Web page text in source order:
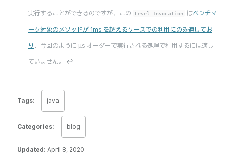
実行することができるのですが、この Level.Invocation はベンチマ
ーク対象のメソッドが 1ms を超えるケースでの利用にのみ適してお
り 、今回のように μs オーダーで実行される処理で利用するには適し
ていません。 ↩
Tags: java
Categories: blog
Updated: April 8, 2020